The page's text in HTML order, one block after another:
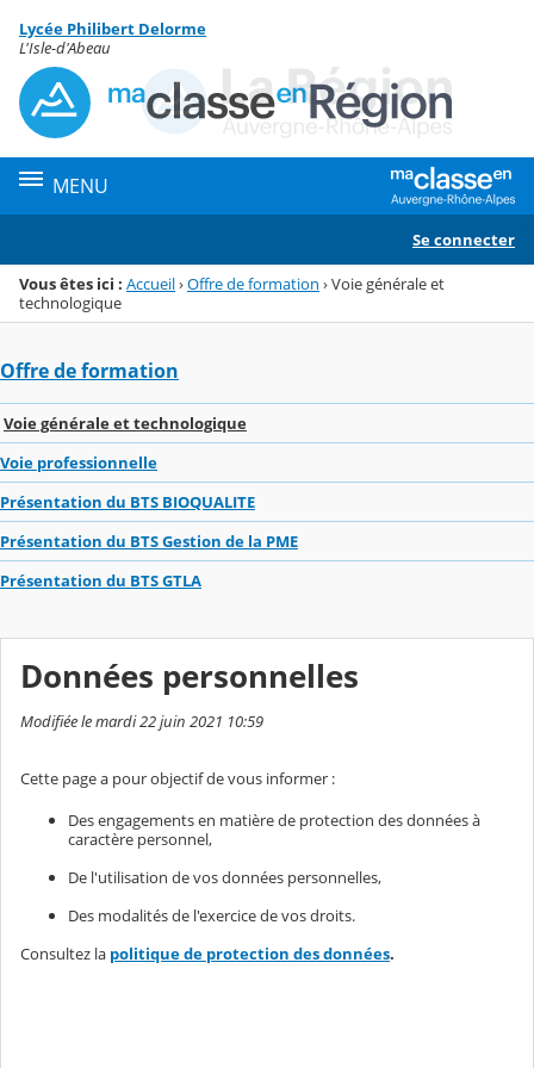
Menu de la rubrique
Contenu
Lycée Philibert Delorme
L'Isle-d'Abeau
MENU
Se connecter
Vous êtes ici : Accueil›Offre de formation ›Voie générale et
technologique
Offre de formation
Voie générale et technologique
Voie professionnelle
Présentation du BTS BIOQUALITE
Présentation du BTS Gestion de la PME
Présentation du BTS GTLA
Données personnelles
Modifiée le mardi 22 juin 2021 10:59
Cette page a pour objectif de vous informer :
Des engagements en matière de protection des données à
caractère personnel,
De l'utilisation de vos données personnelles,
Des modalités de l'exercice de vos droits.
Consultez la politique de protection des données.